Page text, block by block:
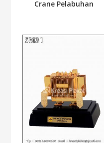
Crane Pelabuhan